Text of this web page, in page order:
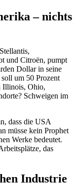
– nichts
und Citroën, pumpt
Dollar in seine
um 50 Prozent
Illinois, Ohio,
Schweigen im
dass die USA
müsse kein Prophet
Werke bedeutet.
das
Industrie